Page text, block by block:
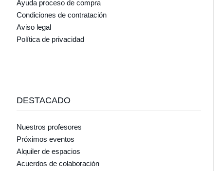
Ayuda proceso de compra
Condiciones de contratación
Aviso legal
Política de privacidad
DESTACADO
Nuestros profesores
Próximos eventos
Alquiler de espacios
Acuerdos de colaboración